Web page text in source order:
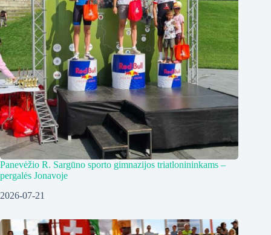
Panevėžio R. Sargūno sporto gimnazijos triatlonininkams –
pergalės Jonavoje
2026-07-21